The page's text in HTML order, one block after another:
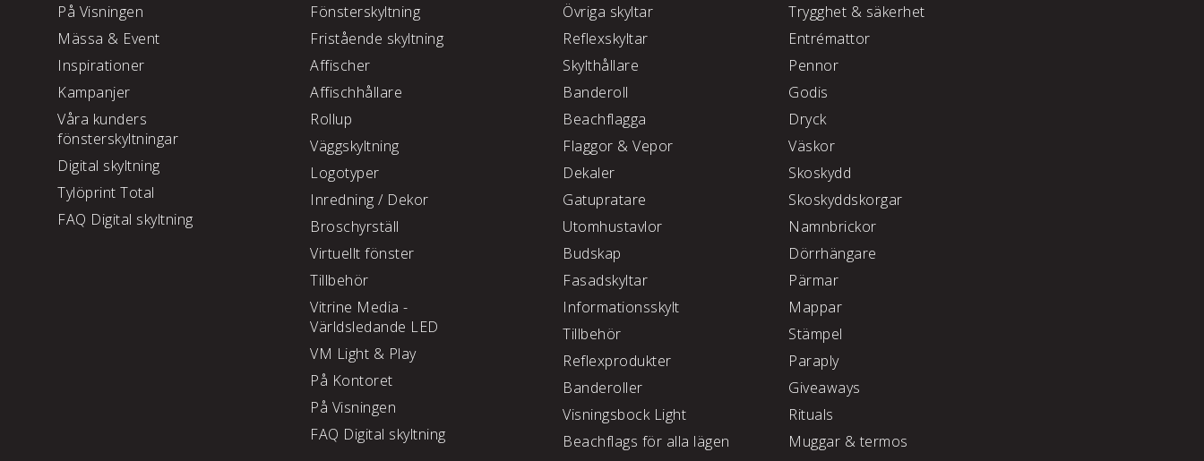
På Visningen
Mässa & Event
Inspirationer
Kampanjer
Våra kunders
fönsterskyltningar
Digital skyltning
Tylöprint Total
FAQ Digital skyltning
Fönsterskyltning
Fristående skyltning
Affischer
Affischhållare
Rollup
Väggskyltning
Logotyper
Inredning / Dekor
Broschyrställ
Virtuellt fönster
Tillbehör
Vitrine Media -
Världsledande LED
VM Light & Play
På Kontoret
På Visningen
FAQ Digital skyltning
Övriga skyltar
Reflexskyltar
Skylthållare
Banderoll
Beachflagga
Flaggor & Vepor
Dekaler
Gatupratare
Utomhustavlor
Budskap
Fasadskyltar
Informationsskylt
Tillbehör
Reflexprodukter
Banderoller
Visningsbock Light
Beachflags för alla lägen
Trygghet & säkerhet
Entrémattor
Pennor
Godis
Dryck
Väskor
Skoskydd
Skoskyddskorgar
Namnbrickor
Dörrhängare
Pärmar
Mappar
Stämpel
Paraply
Giveaways
Rituals
Muggar & termos